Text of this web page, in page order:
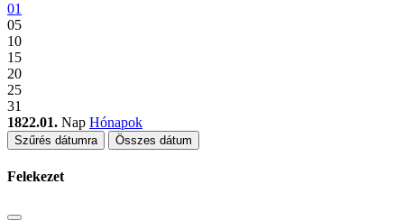
01
05
10
15
20
25
31
1822.01. Nap Hónapok
Szűrés dátumra Összes dátum
Felekezet